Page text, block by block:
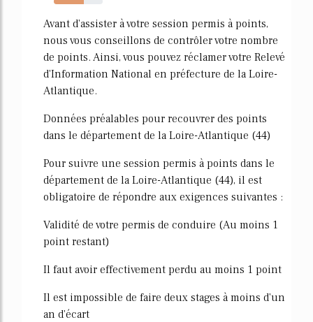
62%
Avant d'assister à votre session permis à points,
nous vous conseillons de contrôler votre nombre
de points. Ainsi, vous pouvez réclamer votre Relevé
d'Information National en préfecture de la Loire-
Atlantique.
Données préalables pour recouvrer des points
dans le département de la Loire-Atlantique (44)
Pour suivre une session permis à points dans le
département de la Loire-Atlantique (44), il est
obligatoire de répondre aux exigences suivantes :
Validité de votre permis de conduire (Au moins 1
point restant)
Il faut avoir effectivement perdu au moins 1 point
Il est impossible de faire deux stages à moins d'un
an d'écart